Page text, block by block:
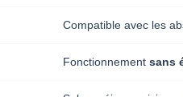
Compatible avec les
Fonctionnement sans